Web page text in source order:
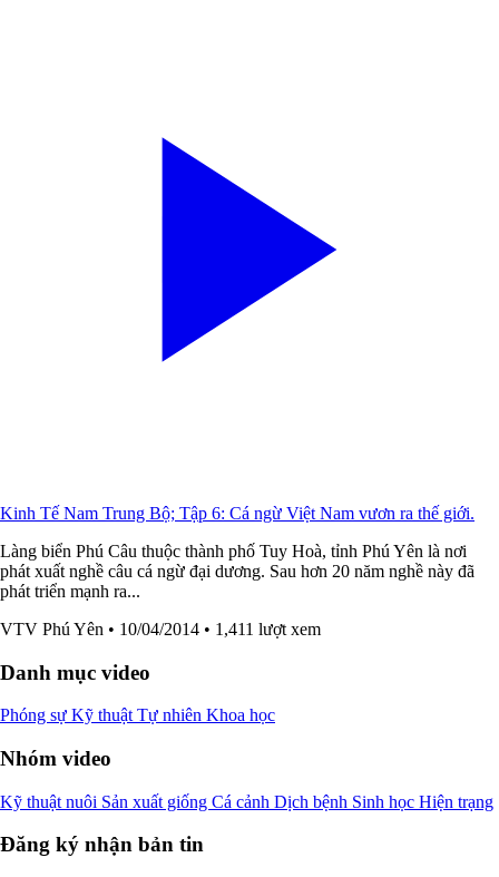
Kinh Tế Nam Trung Bộ; Tập 6: Cá ngừ Việt Nam vươn ra thế giới.
Làng biển Phú Câu thuộc thành phố Tuy Hoà, tỉnh Phú Yên là nơi
phát xuất nghề câu cá ngừ đại dương. Sau hơn 20 năm nghề này đã
phát triển mạnh ra...
VTV Phú Yên • 10/04/2014 • 1,411 lượt xem
Danh mục video
Phóng sự Kỹ thuật Tự nhiên Khoa học
Nhóm video
Kỹ thuật nuôi Sản xuất giống Cá cảnh Dịch bệnh Sinh học Hiện trạng
Đăng ký nhận bản tin